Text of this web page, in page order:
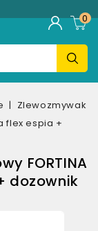
0
Zlewozmywak
flex espia +
FORTINA
dozownik